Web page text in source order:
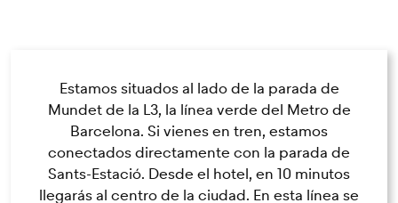
Estamos situados al lado de la parada de
Mundet de la L3, la línea verde del Metro de
Barcelona. Si vienes en tren, estamos
conectados directamente con la parada de
Sants-Estació. Desde el hotel, en 10 minutos
llegarás al centro de la ciudad. En esta línea se